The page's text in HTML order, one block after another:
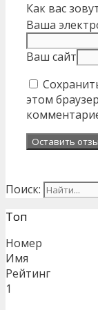
Как вас
Ваша
Ваш сайт
этом
Поиск:
Топ
Номер
Имя
Рейтинг
1